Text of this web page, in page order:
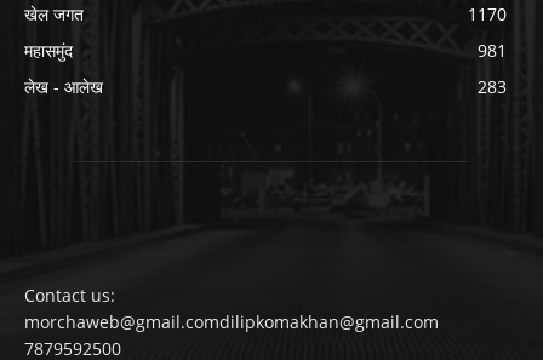
खेल जगत
1170
महासमुंद
981
लेख - आलेख
283
Contact us:
morchaweb@gmail.comdilipkomakhan@gmail.com
7879592500